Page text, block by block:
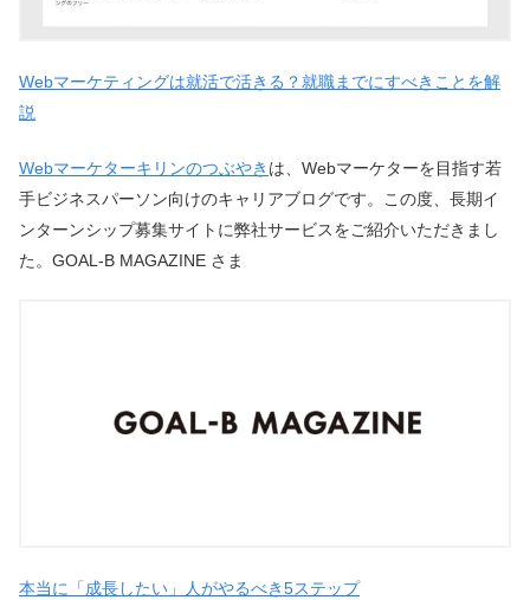
Webマーケティングは就活で活きる？就職までにすべきことを解
説
Webマーケターキリンのつぶやき は、Webマーケターを目指す若
手ビジネスパーソン向けのキャリアブログです。この度、長期イ
ンターンシップ募集サイトに弊社サービスをご紹介いただきまし
た。GOAL-B MAGAZINE さま
本当に「成長したい」人がやるべき5ステップ